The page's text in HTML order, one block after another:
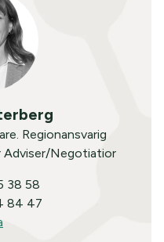
Regionansvarig
Adviser/Negotiatior
38 58
84 47